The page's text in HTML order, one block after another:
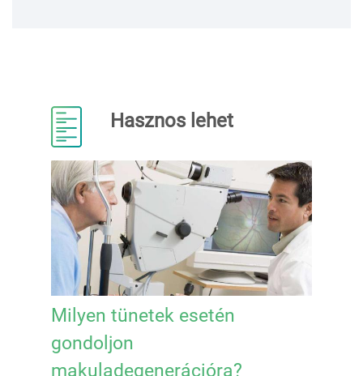
Hasznos lehet
Milyen tünetek esetén
gondoljon
makuladegenerációra?